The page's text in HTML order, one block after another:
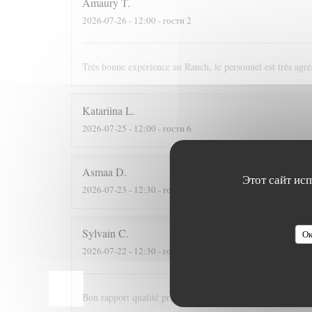
Этот сайт
2026-07-26 - 12:00 - гости 2
Très bonne expérience au Ranch, le personnel est très
Katariina L
2026-07-25 - 12:00 - гости 6
Asmaa D
2026-07-23 - 12:30 - гости 2
Sylvain C
2026-07-22 - 12:30 - гости 3
Bon rapport qualité prix et personnel très sympathique